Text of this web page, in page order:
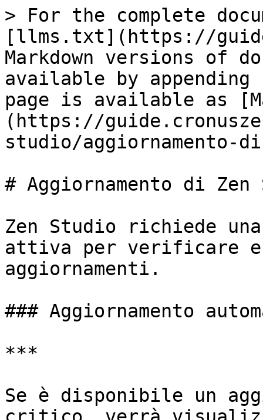
> For the complete
[llms.txt](https://
Markdown versions of
available by
page is available as
(https://
studio/aggiornamento-
# Aggiornamento di Zen
Zen Studio richiede
attiva per verificare
aggiornamenti.
### Aggiornamento
***
Se è disponibile un